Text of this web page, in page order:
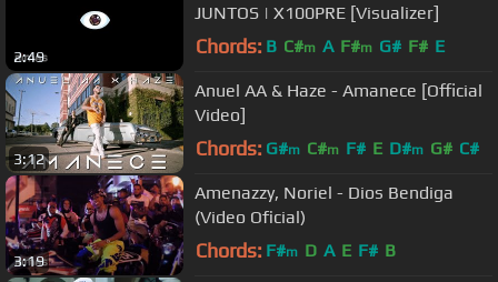
2:49
JUNTOS | X100PRE [Visualizer]
Chords: B C#m A F#m G# F# E
3:12
Anuel AA & Haze - Amanece [Official
Video]
Chords: G#m C#m F# E D#m G# C#
3:19
Amenazzy, Noriel - Dios Bendiga
(Video Oficial)
Chords: F#m D A E F# B